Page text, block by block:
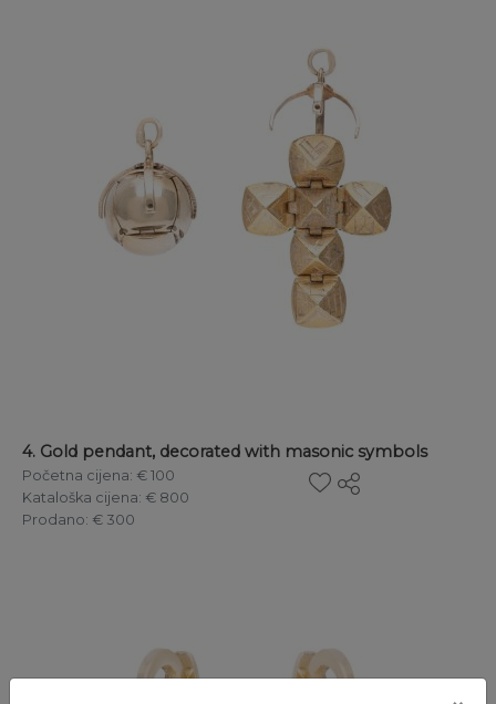
4. Gold pendant, decorated with masonic symbols
Početna cijena: € 100
Kataloška cijena: € 800
Prodano: € 300